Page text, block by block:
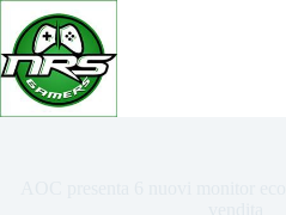
Salta
contenuto